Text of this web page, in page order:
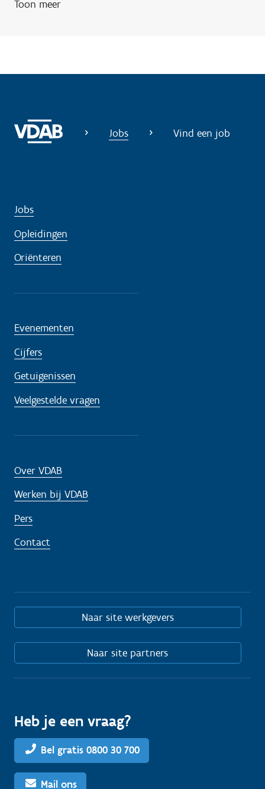
Toon meer
Jobs Vind een job
Jobs
Opleidingen
Oriënteren
Evenementen
Cijfers
Getuigenissen
Veelgestelde vragen
Over VDAB
Werken bij VDAB
Pers
Contact
Naar site werkgevers
Naar site partners
Heb je een vraag?
Bel gratis 0800 30 700
Mail ons